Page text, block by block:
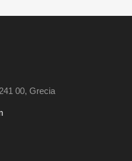
00, Grecia